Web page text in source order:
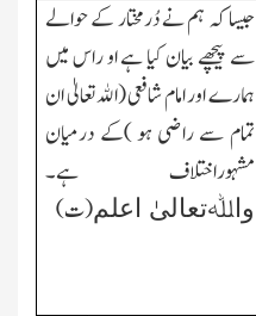
جیسا کہ ہم نے دُرمختار کے حوالے
سے پیچھے بیان کیا ہے او راس میں
ہمارے اور امام شافعی (اﷲتعالیٰ ان
تمام سے راضی ہو )کے درمیان
مشہوراختلاف ہے۔
واﷲتعالیٰ اعلم(ت)